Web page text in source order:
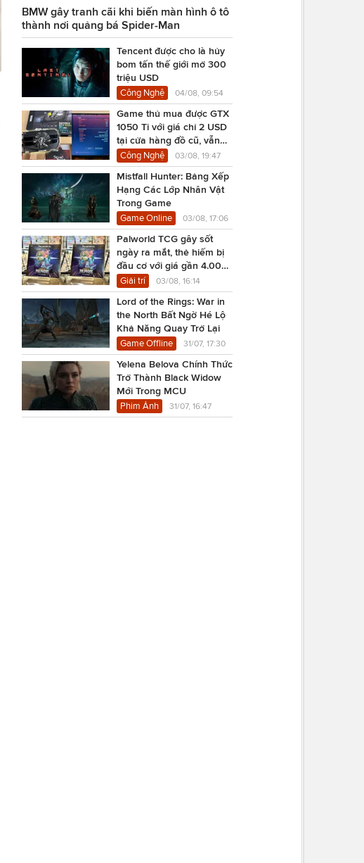
BMW gây tranh cãi khi biến màn hình ô tô
thành nơi quảng bá Spider-Man
Tencent được cho là hủy
bom tấn thế giới mở 300
triệu USD
Công Nghệ 04/08, 09:54
Game thủ mua được GTX
1050 Ti với giá chỉ 2 USD
tại cửa hàng đồ cũ, vẫn
chạy Cyberpunk 2077
Công Nghệ 03/08, 19:47
Mistfall Hunter: Bảng Xếp
Hạng Các Lớp Nhân Vật
Trong Game
Game Online 03/08, 17:06
Palworld TCG gây sốt
ngày ra mắt, thẻ hiếm bị
đầu cơ với giá gần 4.000
USD
Giải trí 03/08, 16:14
Lord of the Rings: War in
the North Bất Ngờ Hé Lộ
Khả Năng Quay Trở Lại
Game Offline 31/07, 17:30
Yelena Belova Chính Thức
Trở Thành Black Widow
Mới Trong MCU
Phim Ảnh 31/07, 16:47